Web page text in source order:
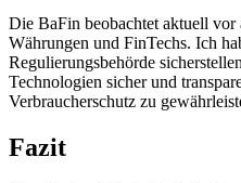
Die BaFin beobachtet aktuell
Währungen und ⁢FinTechs. Ich
Regulierungsbehörde
Technologien sicher und
Verbraucherschutz zu
Fazit